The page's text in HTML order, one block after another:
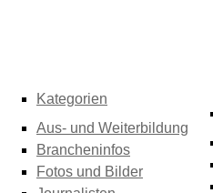
Kategorien
Aus- und Weiterbildung
Brancheninfos
Fotos und Bilder